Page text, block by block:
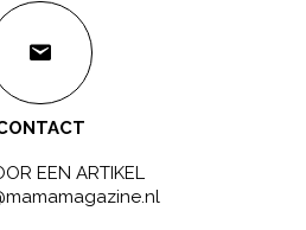
EEN ARTIKEL